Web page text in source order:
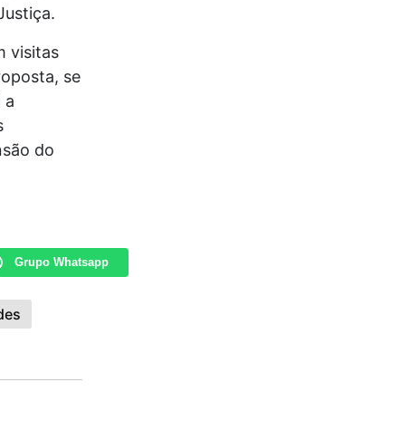
visitas
se
a
do
Grupo Whatsapp